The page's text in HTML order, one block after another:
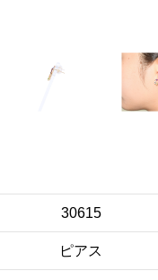
30615
ピアス